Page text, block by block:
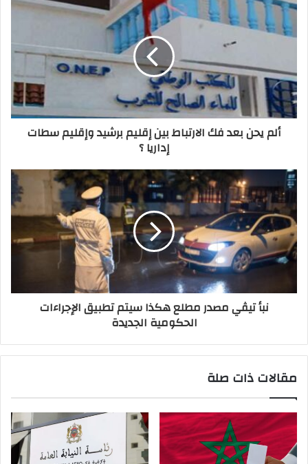
ألم يحن بعد فك الارتباط بين إقليم برشيد وإقليم سطات
إداريا ؟
نبأ تيڤي مصدر مطلع هكذا سيتم تطبيق الإجراءات
الحكومية الجديدة‬
مقالات ذات صلة